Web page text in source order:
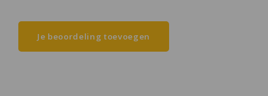
Je beoordeling toevoegen